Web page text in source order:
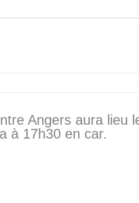
Angers aura lieu
à 17h30 en car.